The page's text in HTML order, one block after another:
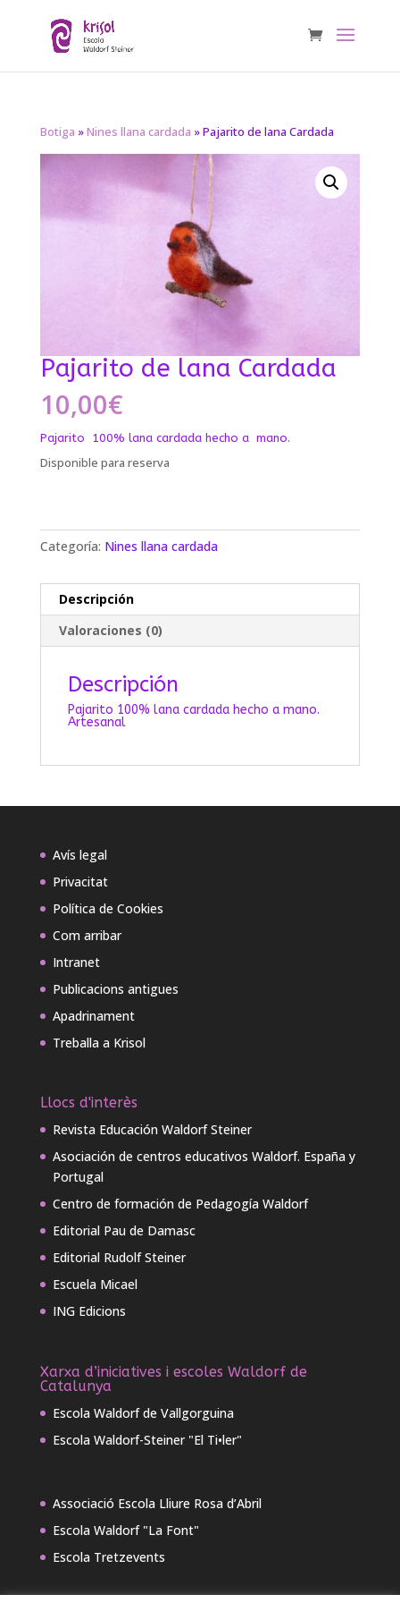
Botiga »Nines llana cardada » Pajarito de lana Cardada
Pajarito de lana Cardada
10,00€
Pajarito 100% lana cardada hecho a mano.
Disponible para reserva
Categoría: Nines llana cardada
Descripción
Valoraciones (0)
Descripción
Pajarito 100% lana cardada hecho a mano.
Artesanal
Avís legal
Privacitat
Política de Cookies
Com arribar
Intranet
Publicacions antigues
Apadrinament
Treballa a Krisol
Llocs d'interès
Revista Educación Waldorf Steiner
Asociación de centros educativos Waldorf. España y
Portugal
Centro de formación de Pedagogía Waldorf
Editorial Pau de Damasc
Editorial Rudolf Steiner
Escuela Micael
ING Edicions
Xarxa d’iniciatives i escoles Waldorf de
Catalunya
Escola Waldorf de Vallgorguina
Escola Waldorf-Steiner "El Ti•ler"
Associació Escola Lliure Rosa d’Abril
Escola Waldorf "La Font"
Escola Tretzevents